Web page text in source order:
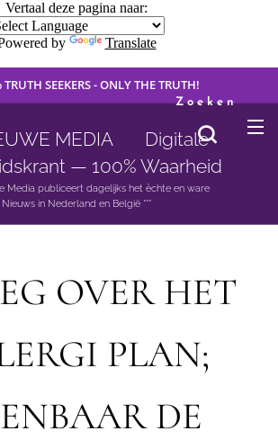
Vertaal deze pagina naar:
by Translate
TRUTH SEEKERS - ONLY THE TRUTH!
MEDIA 🟣 Digitale
— 100% Waarheid
Media publiceert dagelijks het èchte en ware
Nieuws in Nederland en België ***
Zoeken
OVER HET
PLAN;
DE